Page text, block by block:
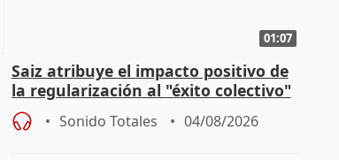
01:07
Saiz atribuye el impacto positivo de
la regularización al "éxito colectivo"
del Gobierno
Sonido Totales 04/08/2026